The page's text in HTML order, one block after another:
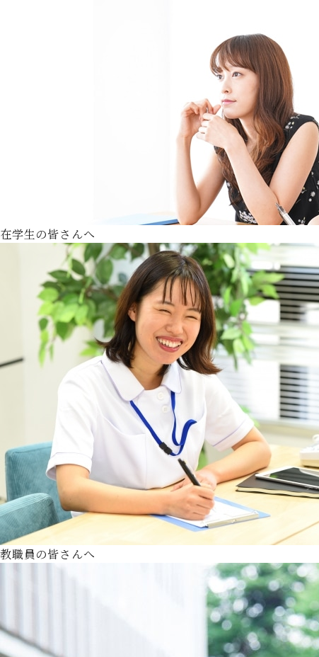
在学生の皆さんへ
教職員の皆さんへ